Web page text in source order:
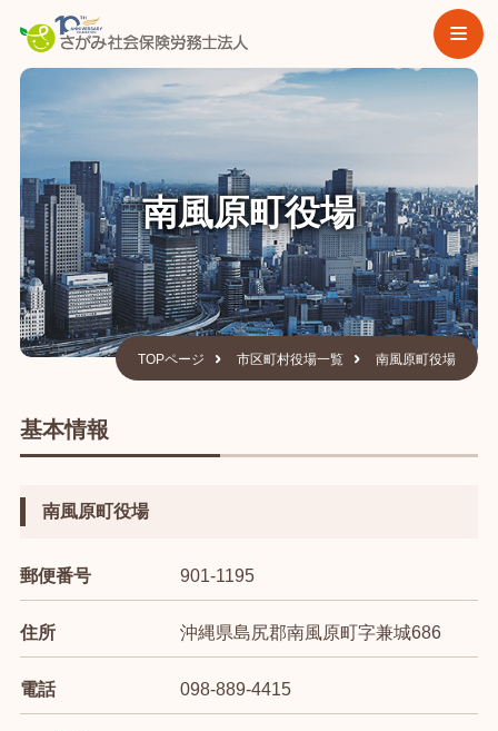
南風原町役場
TOPページ 市区町村役場一覧 南風原町役場
基本情報
南風原町役場
郵便番号 901-1195
住所 沖縄県島尻郡南風原町字兼城686
電話 098-889-4415